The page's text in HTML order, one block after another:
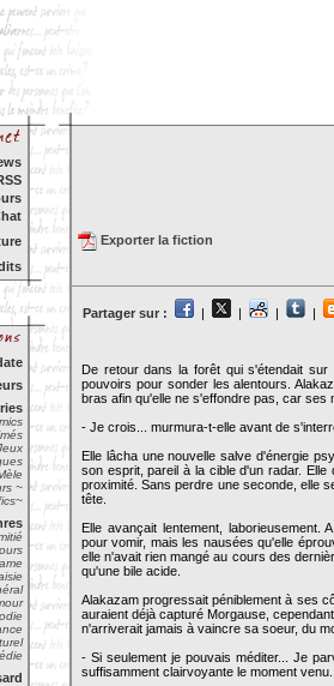
~
Exporter la fiction
Partager sur : | | | |
De retour dans la forêt qui s'étendait
pouvoirs pour sonder les alentours.
bras afin qu'elle ne s'effondre pas, car ses
- Je crois... murmura-t-elle avant de
Elle lâcha une nouvelle salve d'énergie
son esprit, pareil à la cible d'un radar.
proximité. Sans perdre une seconde, elle
tête.
Elle avançait lentement,
pour vomir, mais les nausées qu'elle
elle n'avait rien mangé au cours des
qu'une bile acide.
Alakazam progressait péniblement à ses
auraient déjà capturé Morgause,
n'arriverait jamais à vaincre sa soeur, du
- Si seulement je pouvais méditer... Je
suffisamment clairvoyante le moment venu.